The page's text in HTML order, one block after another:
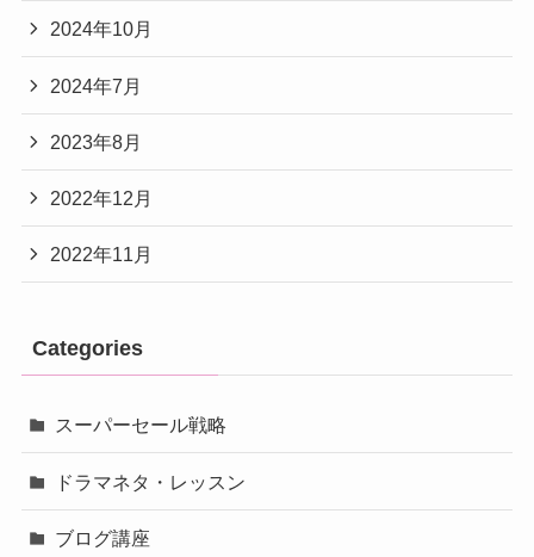
2024年10月
2024年7月
2023年8月
2022年12月
2022年11月
Categories
スーパーセール戦略
ドラマネタ・レッスン
ブログ講座